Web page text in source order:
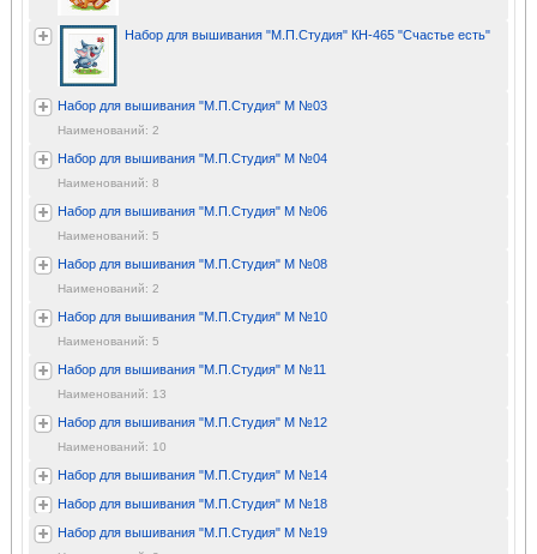
Набор для вышивания "М.П.Студия" КН-465 "Счастье есть"
Набор для вышивания "М.П.Студия" М №03
Наименований: 2
Набор для вышивания "М.П.Студия" М №04
Наименований: 8
Набор для вышивания "М.П.Студия" М №06
Наименований: 5
Набор для вышивания "М.П.Студия" М №08
Наименований: 2
Набор для вышивания "М.П.Студия" М №10
Наименований: 5
Набор для вышивания "М.П.Студия" М №11
Наименований: 13
Набор для вышивания "М.П.Студия" М №12
Наименований: 10
Набор для вышивания "М.П.Студия" М №14
Набор для вышивания "М.П.Студия" М №18
Набор для вышивания "М.П.Студия" М №19